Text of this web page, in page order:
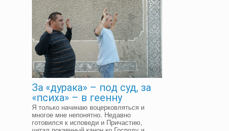
За «дурака» – под суд, за
«психа» – в геенну
Я только начинаю воцерковляться и
многое мне непонятно. Недавно
готовился к исповеди и Причастию,